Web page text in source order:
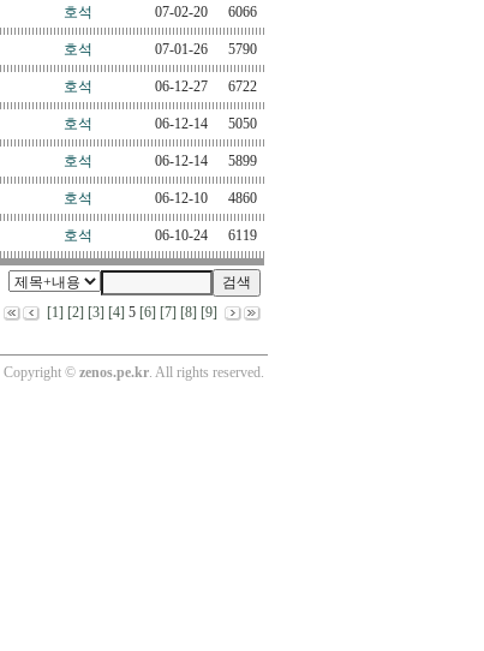
호석 07-02-20 6066
호석 07-01-26 5790
호석 06-12-27 6722
호석 06-12-14 5050
호석 06-12-14 5899
호석 06-12-10 4860
호석 06-10-24 6119
[1] [2] [3] [4] 5 [6] [7] [8] [9]
Copyright © zenos.pe.kr. All rights reserved.